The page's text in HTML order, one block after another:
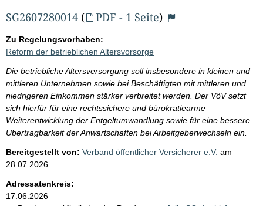
SG2607280014 ( PDF - 1 Seite)
Zu Regelungsvorhaben:
Reform der betrieblichen Altersvorsorge
Die betriebliche Altersversorgung soll insbesondere in kleinen und
mittleren Unternehmen sowie bei Beschäftigten mit mittleren und
niedrigeren Einkommen stärker verbreitet werden. Der VöV setzt
sich hierfür für eine rechtssichere und bürokratiearme
Weiterentwicklung der Entgeltumwandlung sowie für eine bessere
Übertragbarkeit der Anwartschaften bei Arbeitgeberwechseln ein.
Bereitgestellt von: Verband öffentlicher Versicherer e.V. am
28.07.2026
Adressatenkreis:
17.06.2026